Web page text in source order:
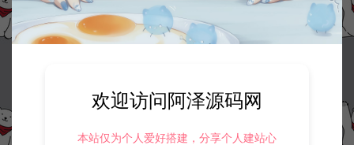
欢迎访问阿泽源码网
本站仅为个人爱好搭建，分享个人建站心